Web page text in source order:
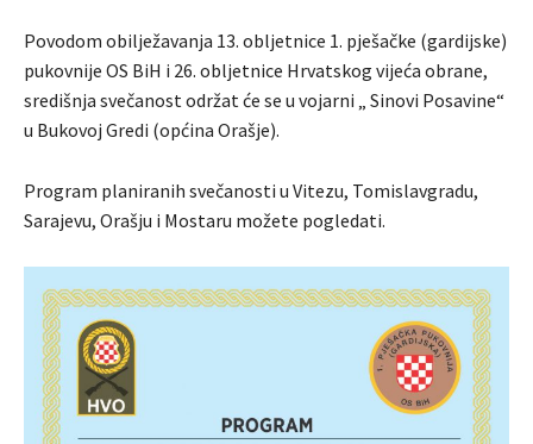
Povodom obilježavanja 13. obljetnice 1. pješačke (gardijske)
pukovnije OS BiH i 26. obljetnice Hrvatskog vijeća obrane,
središnja svečanost održat će se u vojarni „ Sinovi Posavine“
u Bukovoj Gredi (općina Orašje).
Program planiranih svečanosti u Vitezu, Tomislavgradu,
Sarajevu, Orašju i Mostaru možete pogledati.